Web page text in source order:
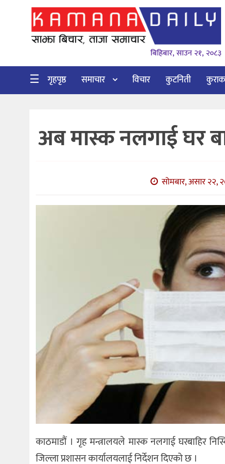
गृहपृष्ठ
विचार
कुटनिती
सिफारिस
बिहिबार, साउन २१, २०८३
☰ गृहपृष्ठ समाचार विचार कुटनिती
अब मास्क नलगाई घर
सोमबार, असार २२,
काठमाडौं । गृह मन्त्रालयले मास्क नलगाई घरबाहिर
जिल्ला प्रशासन कार्यालयलाई निर्देशन दिएको छ ।